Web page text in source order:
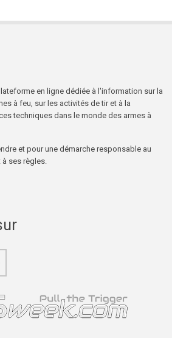
en ligne dédiée à l'information sur la
à feu, sur les activités de tir et à la
techniques dans le monde des armes à
et pour une démarche responsable au
ses règles.